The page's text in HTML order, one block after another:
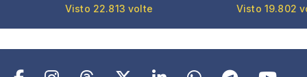
Visto 22.813 volte Visto 19.802